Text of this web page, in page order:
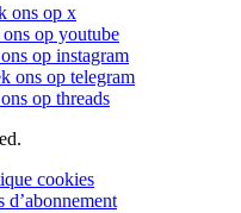
ons op x
op youtube
op instagram
ons op telegram
op threads
cookies
d’abonnement